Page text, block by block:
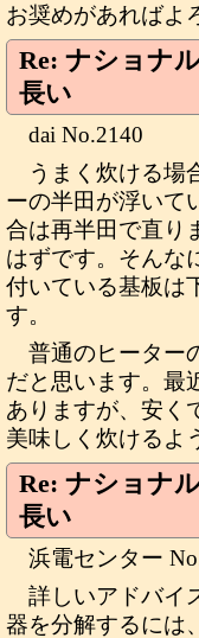
お奨めがあればよ
Re: ナショナ
長い
dai No.2140
うまく炊ける場
ーの半田が浮いて
合は再半田で直り
はずです。そんな
付いている基板は
す。
普通のヒーター
だと思います。最
ありますが、安く
美味しく炊けるよ
Re: ナショナ
長い
浜電センター
詳しいアドバイ
器を分解するには